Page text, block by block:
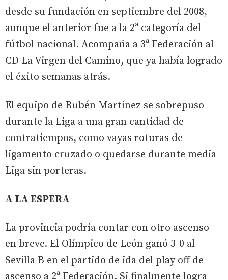
desde su fundación en septiembre del 2008,
aunque el anterior fue a la 2ª categoría del
fútbol nacional. Acompaña a 3ª Federación al
CD La Virgen del Camino, que ya había logrado
el éxito semanas atrás.
El equipo de Rubén Martínez se sobrepuso
durante la Liga a una gran cantidad de
contratiempos, como vayas roturas de
ligamento cruzado o quedarse durante media
Liga sin porteras.
A LA ESPERA
La provincia podría contar con otro ascenso
en breve. El Olímpico de León ganó 3-0 al
Sevilla B en el partido de ida del play off de
ascenso a 2ª Federación. Si finalmente logra